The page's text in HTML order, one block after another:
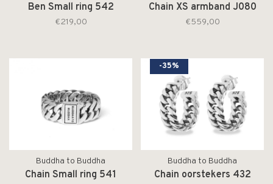
Ben Small ring 542
€219,00
Chain XS armband J080
€559,00
Buddha to Buddha
Chain Small ring 541
-35%
Buddha to Buddha
Chain oorstekers 432